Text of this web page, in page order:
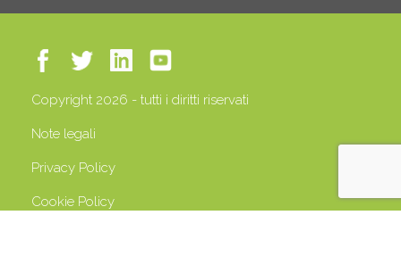
Copyright 2026 - tutti i diritti riservati
Note legali
Privacy Policy
Cookie Policy